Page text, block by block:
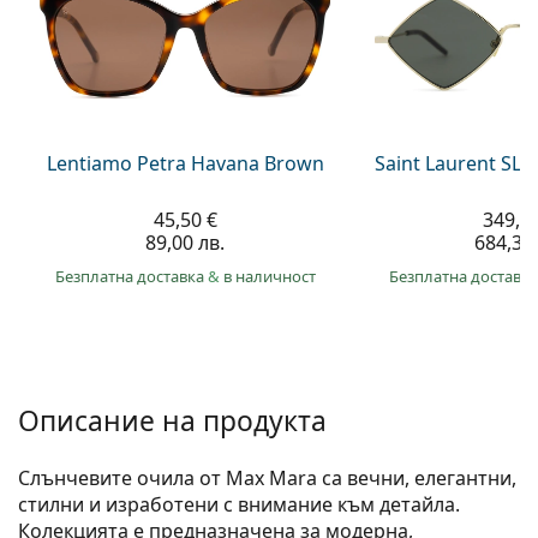
Persol
Prada
Lentiamo Petra Havana Brown
45,50 €
89,00 лв.
Безплатна доставка& в наличност
Saint Laurent SL
Безплатна
Описание на продукта
Слънчевите очила от Max Mara са вечни, елегантни,
стилни и изработени с внимание към детайла.
Колекцията е предназначена за модерна,